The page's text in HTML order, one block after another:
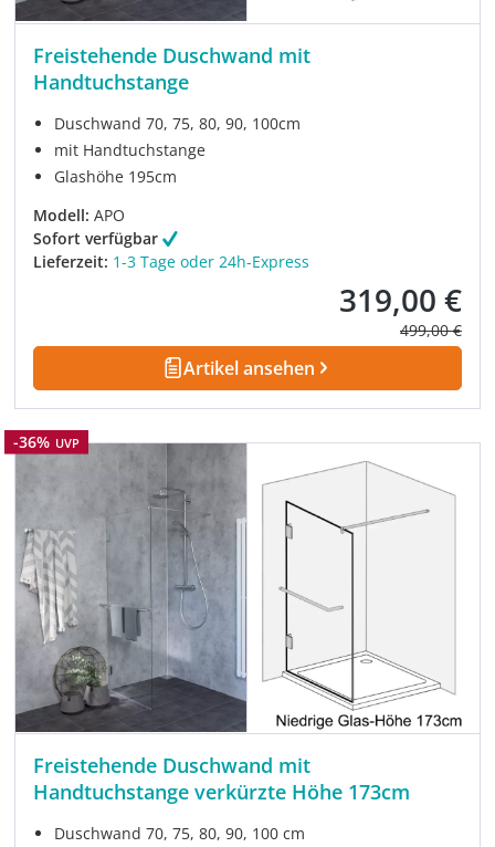
Freistehende Duschwand mit
Handtuchstange
Duschwand 70, 75, 80, 90, 100cm
mit Handtuchstange
Glashöhe 195cm
Modell: APO
Sofort verfügbar
Lieferzeit: 1-3 Tage oder 24h-Express
Verkaufspreis:
319,00 €
Regulärer
499,00 €
Artikel ansehen
Rabatt
-36% UVP
Freistehende Duschwand mit
Handtuchstange verkürzte Höhe 173cm
Duschwand 70, 75, 80, 90, 100 cm